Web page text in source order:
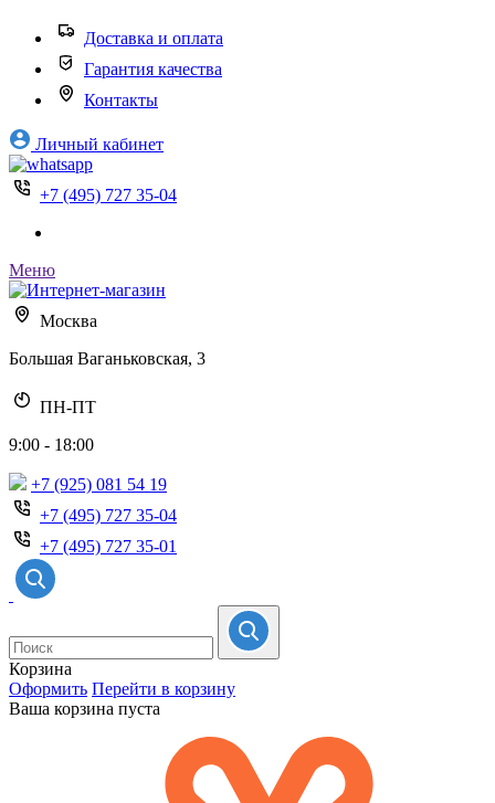
Доставка и оплата
Гарантия качества
Контакты
Личный кабинет
+7 (495) 727 35-04
Меню
Москва
Большая Ваганьковская, 3
ПН-ПТ
9:00 - 18:00
+7 (925) 081 54 19
+7 (495) 727 35-04
+7 (495) 727 35-01
Корзина
Оформить Перейти в корзину
Ваша корзина пуста